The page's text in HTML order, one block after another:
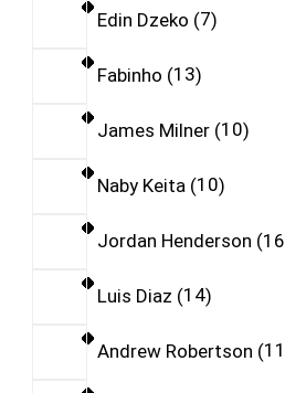
Edin Dzeko 7
Fabinho 13
James Milner 10
Naby Keita 10
Jordan Henderson 16
Luis Diaz 14
Andrew Robertson 11